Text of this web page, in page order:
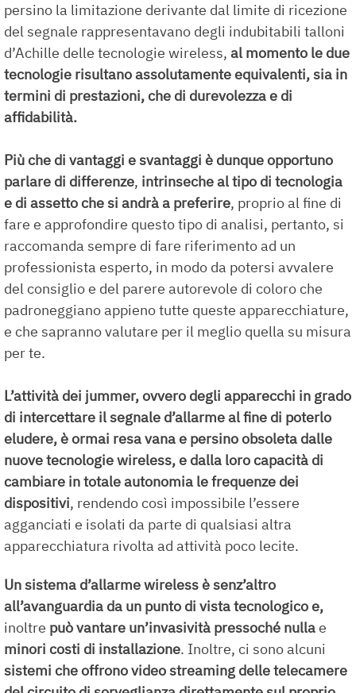
persino la limitazione derivante dal limite di ricezione
del segnale rappresentavano degli indubitabili talloni
d’Achille delle tecnologie wireless, al momento le due
tecnologie risultano assolutamente equivalenti, sia in
termini di prestazioni, che di durevolezza e di
affidabilità.
Più che di vantaggi e svantaggi è dunque opportuno
parlare di differenze, intrinseche al tipo di tecnologia
e di assetto che si andrà a preferire, proprio al fine di
fare e approfondire questo tipo di analisi, pertanto, si
raccomanda sempre di fare riferimento ad un
professionista esperto, in modo da potersi avvalere
del consiglio e del parere autorevole di coloro che
padroneggiano appieno tutte queste apparecchiature,
e che sapranno valutare per il meglio quella su misura
per te.
L’attività dei jummer, ovvero degli apparecchi in grado
di intercettare il segnale d’allarme al fine di poterlo
eludere, è ormai resa vana e persino obsoleta dalle
nuove tecnologie wireless, e dalla loro capacità di
cambiare in totale autonomia le frequenze dei
dispositivi, rendendo così impossibile l’essere
agganciati e isolati da parte di qualsiasi altra
apparecchiatura rivolta ad attività poco lecite.
Unsistema d’allarme wirelessè senz’altro
all’avanguardia da un punto di vista tecnologico e,
inoltre può vantare un’invasività pressoché nullae
minori costi di installazione. Inoltre, ci sono alcuni
sistemi che offrono video streaming delle telecamere